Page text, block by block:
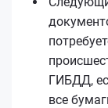
ГИБДД,
все